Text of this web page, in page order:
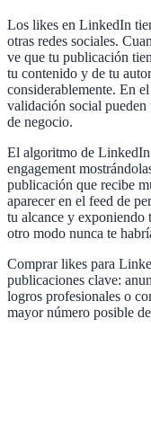
Los likes en LinkedIn
otras redes sociales.
ve que tu publicación
tu contenido y de tu
considerablemente. En
validación social pueden
de negocio.
El algoritmo de
engagement
publicación que recibe
aparecer en el feed de
tu alcance y exponiendo
otro modo nunca te
Comprar likes para
publicaciones clave:
logros profesionales o
mayor número posible